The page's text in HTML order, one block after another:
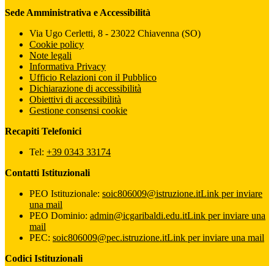
Sede Amministrativa e Accessibilità
Via Ugo Cerletti, 8 - 23022 Chiavenna (SO)
Cookie policy
Note legali
Informativa Privacy
Ufficio Relazioni con il Pubblico
Dichiarazione di accessibilità
Obiettivi di accessibilità
Gestione consensi cookie
Recapiti Telefonici
Tel: +39 0343 33174
Contatti Istituzionali
PEO Istituzionale: soic806009@istruzione.itLink per inviare
una mail
PEO Dominio: admin@icgaribaldi.edu.itLink per inviare una
mail
PEC: soic806009@pec.istruzione.itLink per inviare una mail
Codici Istituzionali